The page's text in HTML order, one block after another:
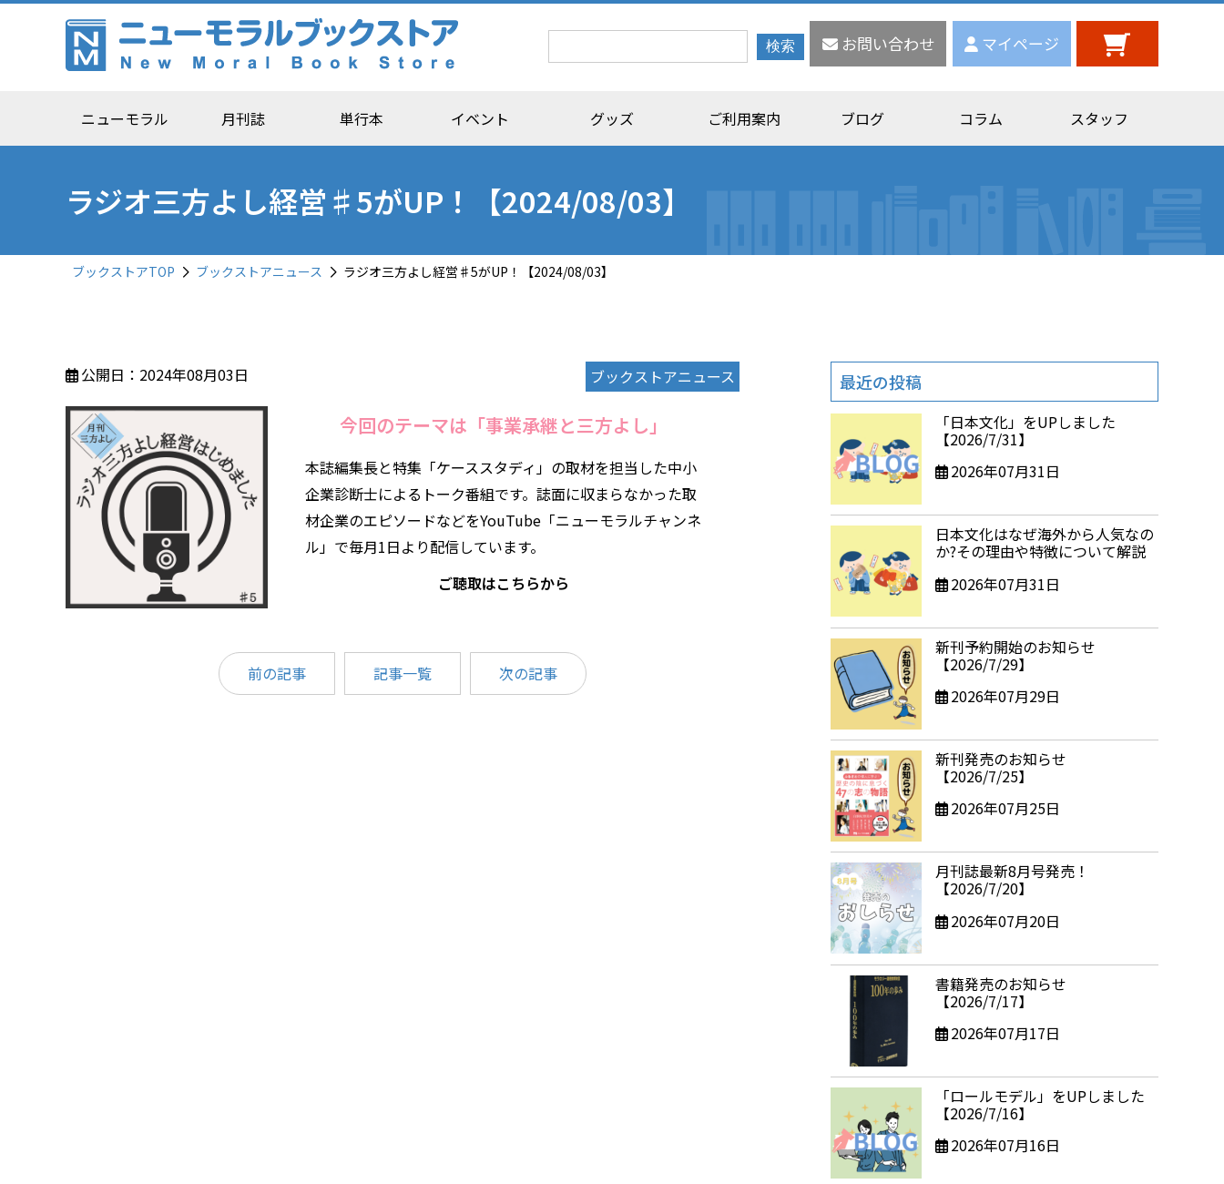
お問い合わせ マイページ
ニューモラル 月刊誌 単行本 イベント グッズ ご利用案内 ブログ コラム スタッフ
ラジオ三方よし経営♯5がUP！【2024/08/03】
ブックストアTOP ブックストアニュース ラジオ三方よし経営♯5がUP！【2024/08/03】
公開日：2024年08月03日 ブックストアニュース
今回のテーマは「事業承継と三方よし」
本誌編集長と特集「ケーススタディ」の取材を担当した中小
企業診断士によるトーク番組です。誌面に収まらなかった取
材企業のエピソードなどをYouTube「ニューモラルチャンネ
ル」で毎月1日より配信しています。
ご聴取はこちらから
前の記事 記事一覧 次の記事
最近の投稿
「日本文化」をUPしました
【2026/7/31】
2026年07月31日
日本文化はなぜ海外から人気なの
か?その理由や特徴について解説
2026年07月31日
新刊予約開始のお知らせ
【2026/7/29】
2026年07月29日
新刊発売のお知らせ
【2026/7/25】
2026年07月25日
月刊誌最新8月号発売！
【2026/7/20】
2026年07月20日
書籍発売のお知らせ
【2026/7/17】
2026年07月17日
「ロールモデル」をUPしました
【2026/7/16】
2026年07月16日